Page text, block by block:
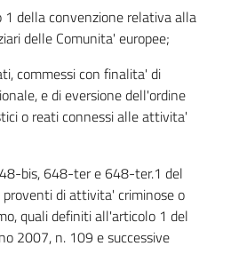
1 della convenzione relativa alla
delle Comunita' europee;
commessi con finalita' di
e di eversione dell'ordine
o reati connessi alle attivita'
bis, 648-ter e 648-ter.1 del
proventi di attivita' criminose o
quali definiti all'articolo 1 del
2007, n. 109 e successive